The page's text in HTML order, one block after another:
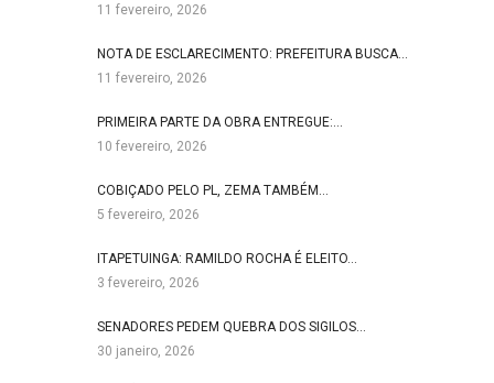
11 fevereiro, 2026
NOTA DE ESCLARECIMENTO: PREFEITURA BUSCA…
11 fevereiro, 2026
PRIMEIRA PARTE DA OBRA ENTREGUE:…
10 fevereiro, 2026
COBIÇADO PELO PL, ZEMA TAMBÉM…
5 fevereiro, 2026
ITAPETUINGA: RAMILDO ROCHA É ELEITO…
3 fevereiro, 2026
SENADORES PEDEM QUEBRA DOS SIGILOS…
30 janeiro, 2026